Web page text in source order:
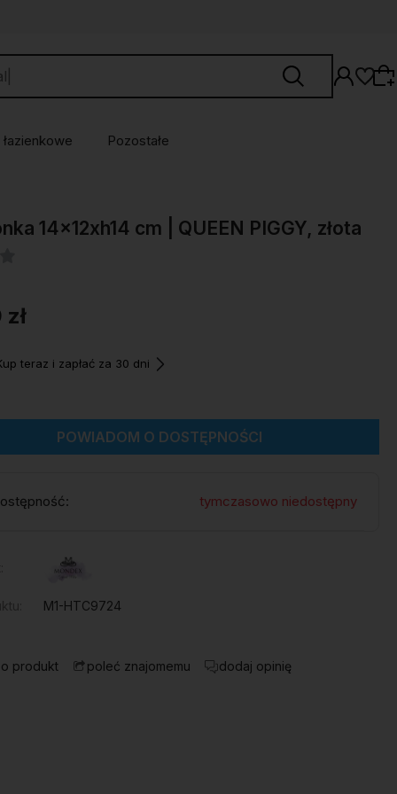
oferty lub zaloguj się, aby przywrócić dodane
Pozostałe
14x12xh14 cm | QUEEN PIGGY, złota
teraz i zapłać za 30 dni
POWIADOM O DOSTĘPNOŚCI
tymczasowo niedostępny
M1-HTC9724
produkt poleć znajomemu dodaj opinię